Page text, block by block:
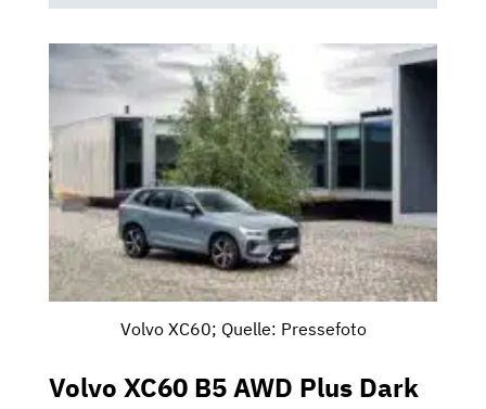
Volvo XC60; Quelle: Pressefoto
Volvo XC60 B5 AWD Plus Dark